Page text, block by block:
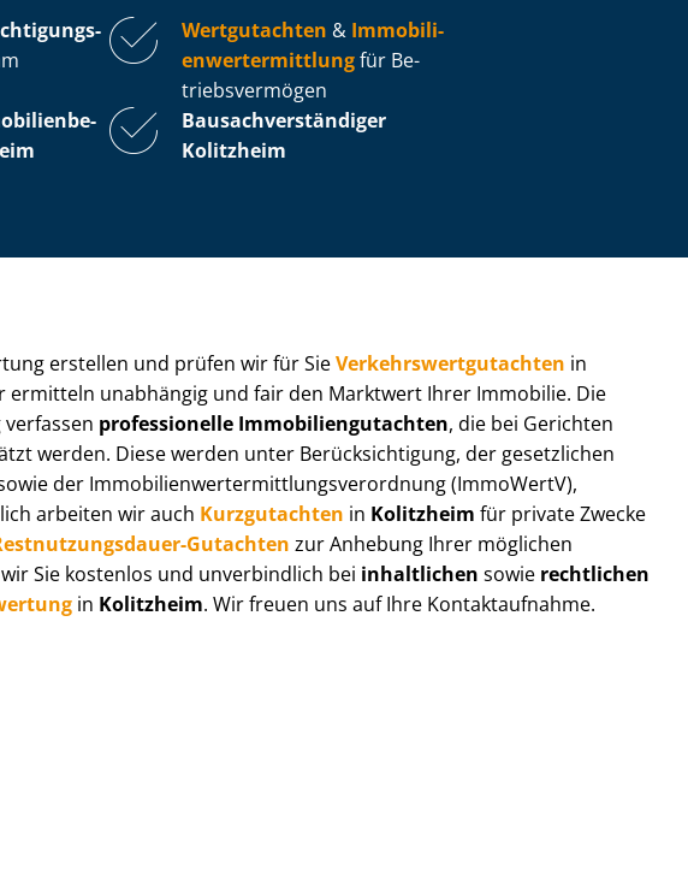
Wertgutachten & Im­mo­bi­li­
en­wert­ermitt­lungfür Be­
triebs­ver­mö­gen
Bau­sach­ver­stän­di­ger
Kolitzheim
erstellen und prüfen wir für SieVer­kehrs­wert­gut­ach­ten in
ermitteln unabhängig und fair den Marktwert Ihrer Immobilie. Die
professionelle Im­mo­bi­li­en­gut­ach­ten, die bei Gerichten
werden. Diese werden unter Be­rück­sich­ti­gung, der gesetzlichen
der Im­mo­bi­li­en­wert­ermitt­lungs­ver­ord­nung (ImmoWertV),
arbeiten wir auch Kurzgutachten in Kolitzheim für private Zwecke
Gutachten zur Anhebung Ihrer möglichen
Sie kostenlos und unverbindlich bei inhaltlichen sowie rechtlichen
in Kolitzheim. Wir freuen uns auf Ihre Kontaktaufnahme.